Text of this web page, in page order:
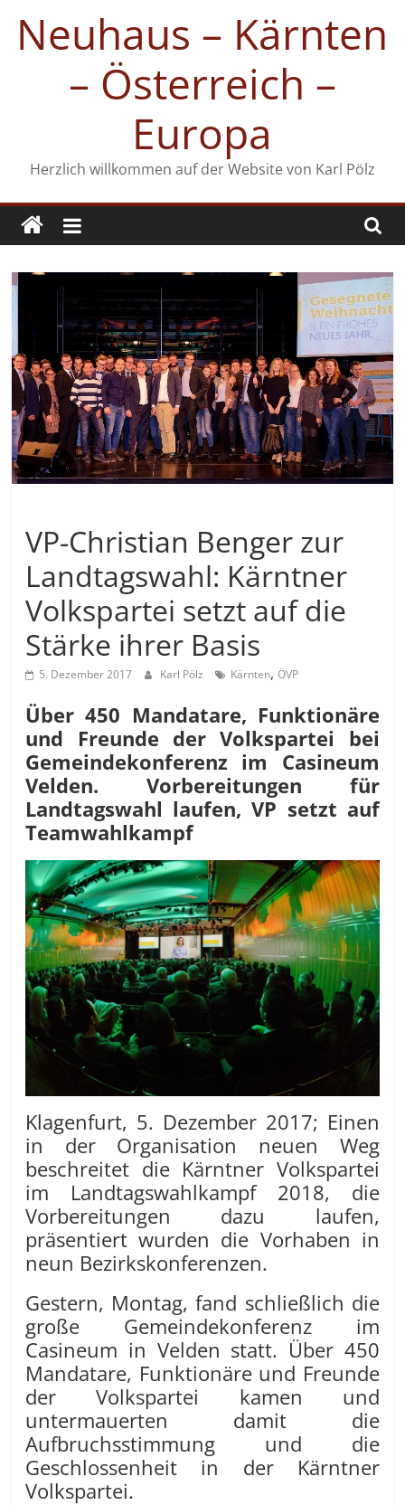
Inhalt
springen
Neuhaus – Kärnten
– Österreich –
Europa
Herzlich willkommen auf der Website von Karl Pölz
VP-Christian Benger zur
Landtagswahl: Kärntner
Volkspartei setzt auf die
Stärke ihrer Basis
5. Dezember 2017 Karl Pölz Kärnten,ÖVP
Über 450 Mandatare, Funktionäre
und Freunde der Volkspartei bei
Gemeindekonferenz im Casineum
Velden. Vorbereitungen für
Landtagswahl laufen, VP setzt auf
Teamwahlkampf
Klagenfurt, 5. Dezember 2017; Einen
in der Organisation neuen Weg
beschreitet die Kärntner Volkspartei
im Landtagswahlkampf 2018, die
Vorbereitungen dazu laufen,
präsentiert wurden die Vorhaben in
neun Bezirkskonferenzen.
Gestern, Montag, fand schließlich die
große Gemeindekonferenz im
Casineum in Velden statt. Über 450
Mandatare, Funktionäre und Freunde
der Volkspartei kamen und
untermauerten damit die
Aufbruchsstimmung und die
Geschlossenheit in der Kärntner
Volkspartei.